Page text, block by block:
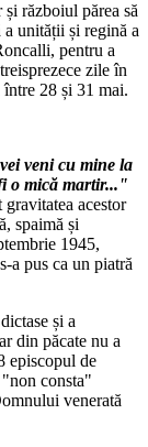
războiul părea să
unității și regină a
pentru a
zile în
28 și 31 mai.
veni cu mine la
o mică martir..."
acestor
spaimă și
1945,
a pus ca un piatră
și a
din păcate nu a
episcopul de
consta"
venerată